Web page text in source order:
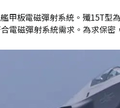
甲板電磁彈射系統。殲15T型
磁彈射系統需求。為求保密